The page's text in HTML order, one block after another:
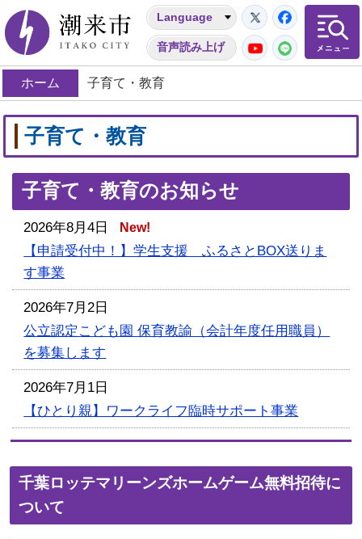
潮来市
Language
音声読み上げ
Twitter
YouTube
LINE
ホーム 子育て・教育
子育て・教育
子育て・教育のお知らせ
2026年8月4日 New!
【申請受付中！】学生支援 ふるさとBOX送りま
す事業
2026年7月2日
公立認定こども園 保育教諭（会計年度任用職員）
を募集します
2026年7月1日
【ひとり親】ワークライフ臨時サポート事業
2026年4月1日
多子世帯への保育料軽減の拡充について（潮来市
独自）
2025年10月1日
千葉ロッテマリーンズホームゲーム無料招待に
ついて